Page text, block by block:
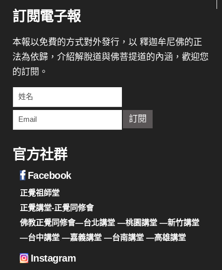
訂閱電子報
本報以免費的方式對外發行，以 釋迦牟尼佛的正
法為依歸，介紹解脫道與佛菩提道的內涵，歡迎您
的訂閱。
官方社群
Facebook
正覺祖師堂
正覺講堂-正覺同修會
佛教正覺同修會—台北講堂 —桃園講堂 —新竹講堂
—台中講堂 —嘉義講堂 —台南講堂 —高雄講堂
Instagram